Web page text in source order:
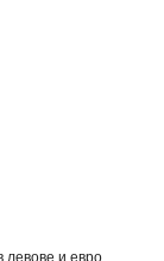
левове и евро